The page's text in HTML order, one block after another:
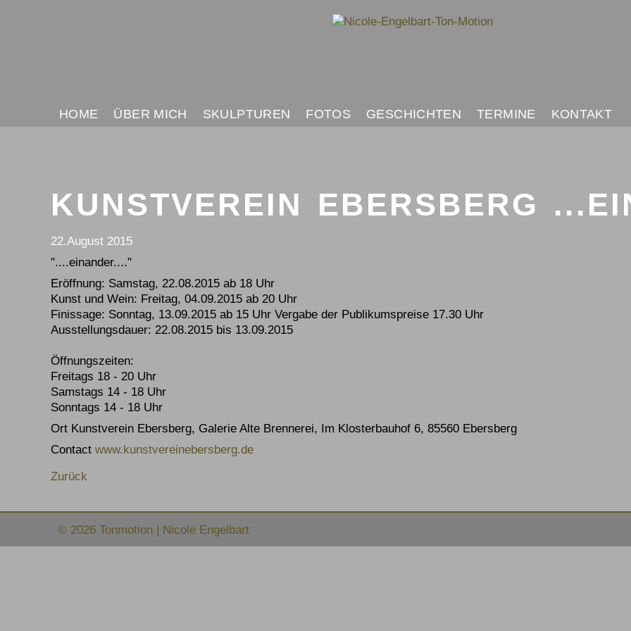
NAVIGATION
HOME ÜBER MICH SKULPTUREN FOTOS GESCHICHTEN TERMINE KONTAKT
KUNSTVEREIN EBERSBERG
22.August 2015
"....einander...."
Eröffnung: Samstag, 22.08.2015 ab 18 Uhr
Kunst und Wein: Freitag, 04.09.2015 ab 20 Uhr
Finissage: Sonntag, 13.09.2015 ab 15 Uhr Vergabe der Publikumspreise 17.30 Uhr
Ausstellungsdauer: 22.08.2015 bis 13.09.2015
Öffnungszeiten:
Freitags 18 - 20 Uhr
Samstags 14 - 18 Uhr
Sonntags 14 - 18 Uhr
Ort Kunstverein Ebersberg, Galerie Alte Brennerei, Im Klosterbauhof 6, 85560 Ebersberg
Contact www.kunstvereinebersberg.de
Zurück
© 2026 Tonmotion | Nicole Engelbart